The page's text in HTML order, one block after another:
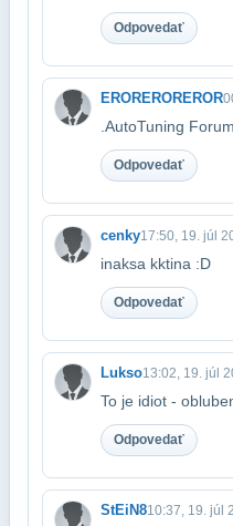
Odpovedať
EROREROREROR
.AutoTuning
Odpovedať
cenky17:50, 19. júl
inaksa kktina :D
Odpovedať
Lukso13:02, 19. júl
To je idiot -
Odpovedať
StEiN810:37, 19. júl